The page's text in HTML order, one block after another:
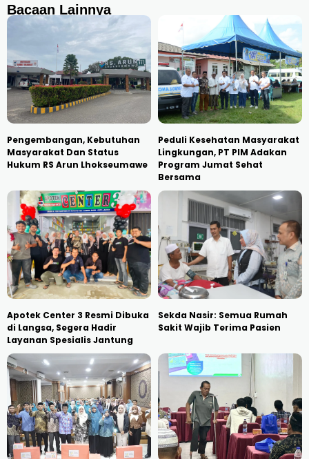
Bacaan Lainnya
Pengembangan, Kebutuhan
Masyarakat Dan Status
Hukum RS Arun Lhokseumawe
Peduli Kesehatan Masyarakat
Lingkungan, PT PIM Adakan
Program Jumat Sehat
Bersama
Apotek Center 3 Resmi Dibuka
di Langsa, Segera Hadir
Layanan Spesialis Jantung
Sekda Nasir: Semua Rumah
Sakit Wajib Terima Pasien